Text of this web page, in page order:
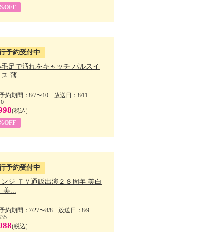
予約受付中
毛足で汚れをキャッチ パルスイ
ス 薄...
約期間：8/7〜10 放送日：8/11
(税込)
予約受付中
ンジ ＴＶ通販出演２８周年 美白
美...
約期間：7/27〜8/8 放送日：8/9
(税込)